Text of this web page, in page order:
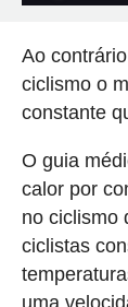
Ao
ciclismo o
constante
O guia
calor por
no ciclismo
ciclistas
uma